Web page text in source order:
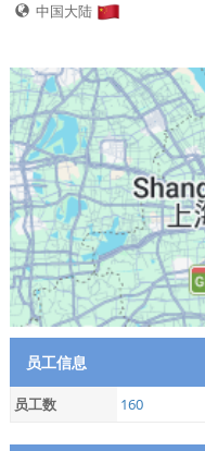
中国大陆
员工信息
员工数 160